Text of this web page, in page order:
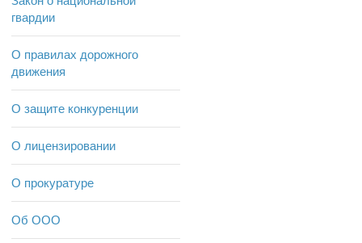
гвардии
О правилах дорожного
движения
О защите конкуренции
О лицензировании
О прокуратуре
Об ООО